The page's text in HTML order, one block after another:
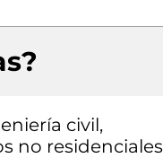
civil,
no residenciales